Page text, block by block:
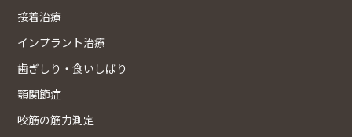
接着治療
インプラント治療
歯ぎしり・食いしばり
顎関節症
咬筋の筋力測定